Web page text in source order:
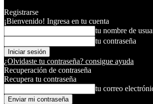
Registrarse
¡Bienvenido! Ingresa en tu cuenta
tu nombre de
tu contraseña
¿Olvidaste tu contraseña? consigue ayuda
Recuperación de contraseña
Recupera tu contraseña
tu correo